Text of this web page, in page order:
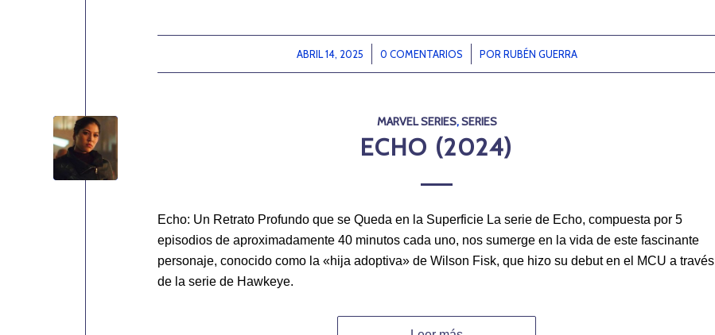
ABRIL 14, 2025
/ 0 COMENTARIOS
/ PORRUBÉN GUERRA
MARVEL SERIES,SERIES
ECHO (2024)
Echo: Un Retrato Profundo que se Queda en la Superficie La serie de Echo, compuesta por 5
episodios de aproximadamente 40 minutos cada uno, nos sumerge en la vida de este fascinante
personaje, conocido como la «hija adoptiva» de Wilson Fisk, que hizo su debut en el MCU a través
de la serie de Hawkeye.